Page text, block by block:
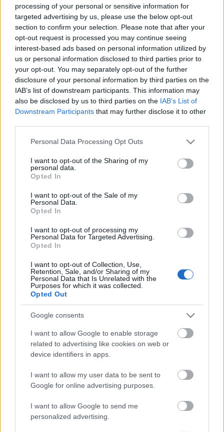
processing of your personal or sensitive information for
targeted advertising by us, please use the below opt-out
section to confirm your selection. Please note that after your
opt-out request is processed you may continue seeing
interest-based ads based on personal information utilized by
us or personal information disclosed to third parties prior to
your opt-out. You may separately opt-out of the further
disclosure of your personal information by third parties on the
IAB’s list of downstream participants. This information may
also be disclosed by us to third parties on the IAB’s List of
Downstream Participants that may further disclose it to other
Please note that this website/app uses one or more Google
not limited to your visit or usage behaviour. You may click to
grant or deny consent to Google and its third-party tags to
use your data for below specified purposes in below Google
consent section.
Personal Data Processing Opt Outs
I want to opt-out of the Sharing of my
personal data.
Opted In
I want to opt-out of the Sale of my
Personal Data.
Opted In
I want to opt-out of processing my
Personal Data for Targeted Advertising.
Opted In
I want to opt-out of Collection, Use,
Retention, Sale, and/or Sharing of my
Personal Data that Is Unrelated with the
Purposes for which it was collected.
Opted Out
Google consents
I want to allow Google to enable storage
related to advertising like cookies on web or
device identifiers in apps.
I want to allow my user data to be sent to
Google for online advertising purposes.
I want to allow Google to send me
personalized advertising.
Címkék:szociológia tweenbots
Ajánlott bejegyzések:
Keller Rinaudo TED előadása
mobiltelefon alapú robotokról
CyberSavannah, robotszimulációs
Bombajó bokszoló
Robotikai jövőkép - Hiszek egy
Magyarok a Marson 2013